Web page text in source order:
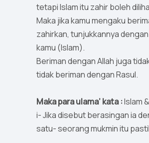
tetapi Islam itu zahir boleh
Maka jika kamu mengaku
zahirkan, tunjukkannya
kamu (Islam).
Beriman dengan Allah juga
tidak beriman dengan Rasul.
Maka para ulama’ kata :Islam
i- Jika disebut berasingan ia
satu- seorang mukmin itu